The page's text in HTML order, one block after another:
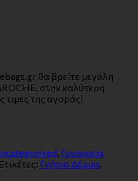
θα βρείτε μεγάλη
στην καλύτερη
τιμές της αγοράς!
Γυναικεία
Ετικέτες: Γνήσιο Δέρμα